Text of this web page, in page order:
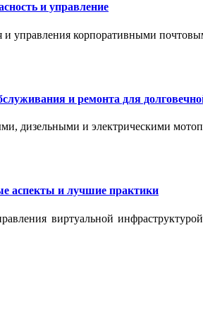
и управление
и управления корпоративными
и ремонта для
дизельными и электрическими
аспекты и лучшие практики
виртуальной